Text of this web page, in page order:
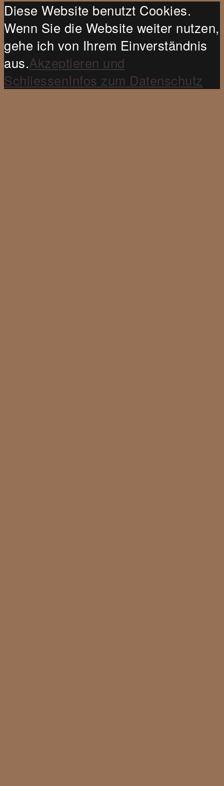
Diese Website benutzt Cookies.
Wenn Sie die Website weiter nutzen,
gehe ich von Ihrem Einverständnis
aus.Akzeptieren und
SchliessenInfos zum Datenschutz